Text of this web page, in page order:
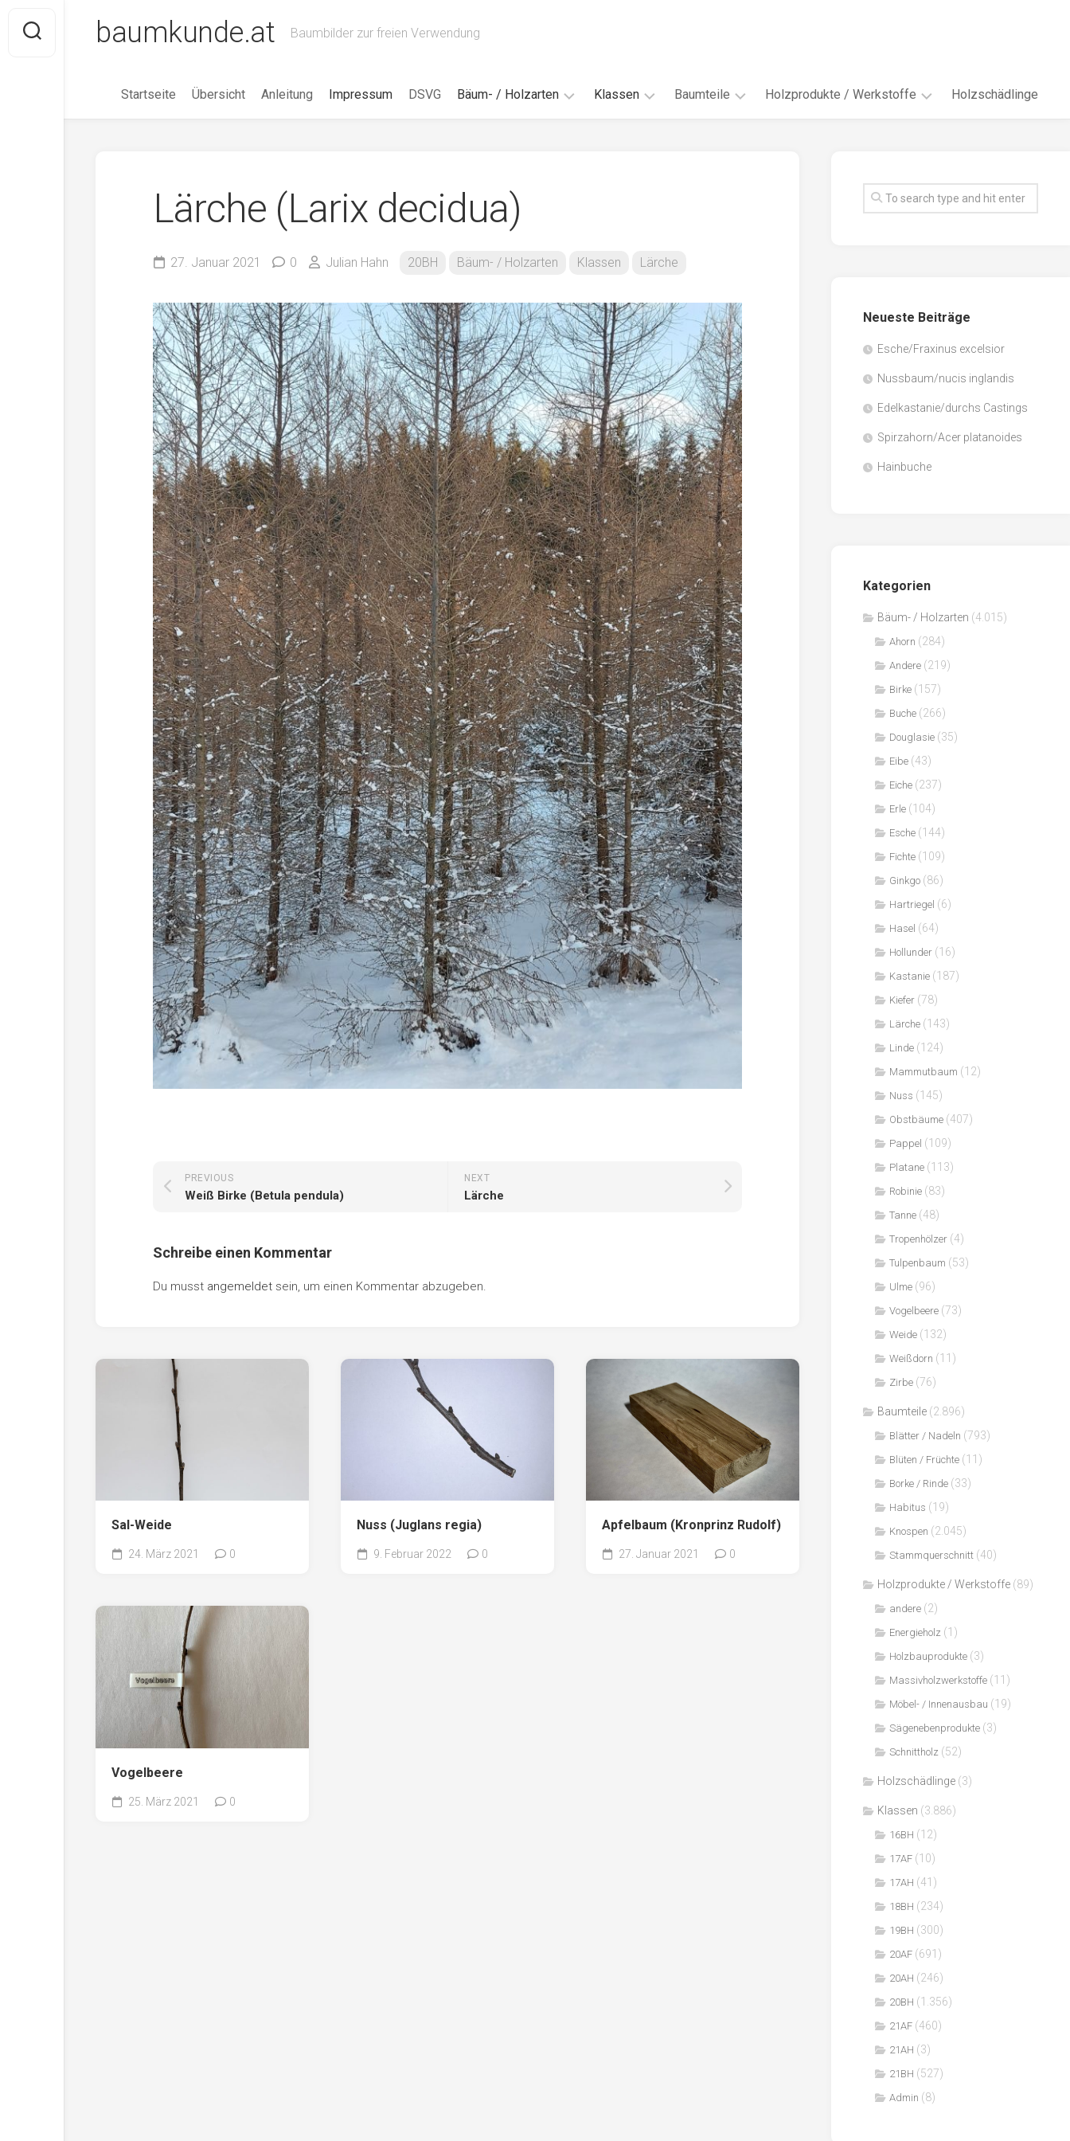
content
baumkunde.at Baumbilder zur freien Verwendung
Startseite Übersicht Anleitung Impressum DSVG Bäum- / Holzarten
Ahorn
Birke
Eibe
Eiche
Erle
Esche
Fichte
Ginkgo
Hartriegel
Hasel
Hollunder
Kastanie
Kiefer
Lärche
Linde
Mammutbaum
Nuss
Pappel
Platane
Robinie
Tanne
Tulpenbaum
Ulme
Vogelbeere
Weide
Weißdorn
Zirbe
Andere
Klassen
18AH
18BH
19AF
19AH
19BH
20AF
20AH
20BH
Admin
Baumteile
Knospen
Habitus
Holzprodukte / Werkstoffe
Faserwerkstoffe
Sägenebenprodukte
Holzschädlinge
Lärche (Larix decidua)
27. Januar 2021 0 Julian Hahn 20BH Bäum- / Holzarten Klassen Lärche
NEXT
Lärche
PREVIOUS
Weiß Birke (Betula pendula)
Schreibe einen Kommentar
Du musst angemeldet sein, um einen Kommentar abzugeben.
Sal-Weide
24. März 2021 0
Nuss (Juglans regia)
9. Februar 2022 0
Apfelbaum (Kronprinz Rudolf)
27. Januar 2021 0
Vogelbeere
25. März 2021 0
Neueste Beiträge
Esche/Fraxinus excelsior
Nussbaum/nucis inglandis
Edelkastanie/durchs Castings
Spirzahorn/Acer platanoides
Hainbuche
Kategorien
Bäum- / Holzarten (4.015)
Ahorn (284)
Andere (219)
Birke (157)
Buche (266)
Douglasie (35)
Eibe (43)
Eiche (237)
Erle (104)
Esche (144)
Fichte (109)
Ginkgo (86)
Hartriegel (6)
Hasel (64)
Hollunder (16)
Kastanie (187)
Kiefer (78)
Lärche (143)
Linde (124)
Mammutbaum (12)
Nuss (145)
Obstbäume (407)
Pappel (109)
Platane (113)
Robinie (83)
Tanne (48)
Tropenhölzer (4)
Tulpenbaum (53)
Ulme (96)
Vogelbeere (73)
Weide (132)
Weißdorn (11)
Zirbe (76)
Baumteile (2.896)
Blätter / Nadeln (793)
Blüten / Früchte (11)
Borke / Rinde (33)
Habitus (19)
Knospen (2.045)
Stammquerschnitt (40)
Holzprodukte / Werkstoffe (89)
andere (2)
Energieholz (1)
Holzbauprodukte (3)
Massivholzwerkstoffe (11)
Möbel- / Innenausbau (19)
Sägenebenprodukte (3)
Schnittholz (52)
Holzschädlinge (3)
Klassen (3.886)
16BH (12)
17AF (10)
17AH (41)
18BH (234)
19BH (300)
20AF (691)
20AH (246)
20BH (1.356)
21AF (460)
21AH (3)
21BH (527)
Admin (8)